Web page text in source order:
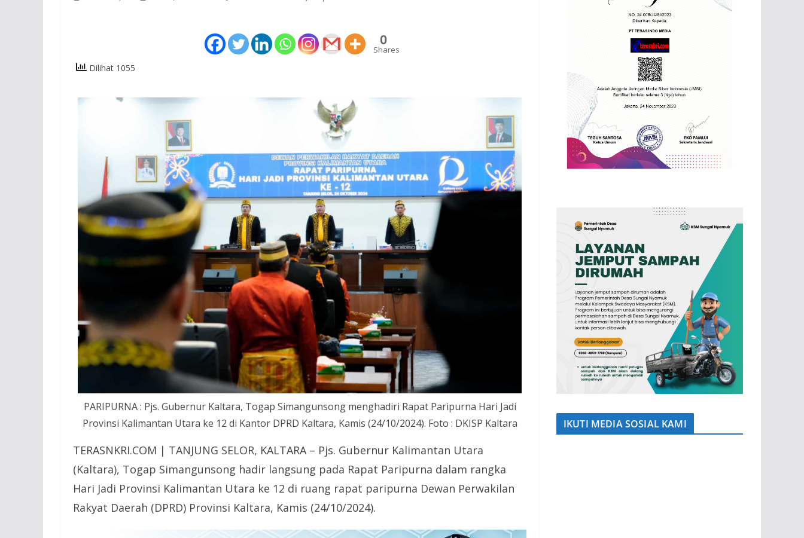
0
Shares
Dilihat 1055
PARIPURNA : Pjs. Gubernur Kaltara, Togap Simangunsong menghadiri Rapat Paripurna Hari Jadi
Provinsi Kalimantan Utara ke 12 di Kantor DPRD Kaltara, Kamis (24/10/2024). Foto : DKISP Kaltara
TERASNKRI.COM | TANJUNG SELOR, KALTARA – Pjs. Gubernur Kalimantan Utara
(Kaltara), Togap Simangunsong hadir langsung pada Rapat Paripurna dalam rangka
Hari Jadi Provinsi Kalimantan Utara ke 12 di ruang rapat paripurna Dewan Perwakilan
Rakyat Daerah (DPRD) Provinsi Kaltara, Kamis (24/10/2024).
IKUTI MEDIA SOSIAL KAMI